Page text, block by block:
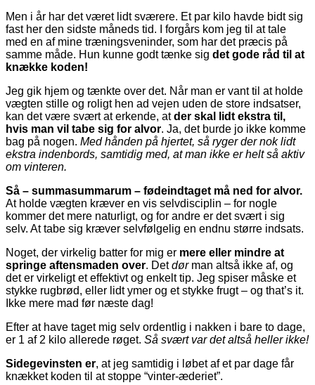
Men i år har det været lidt sværere. Et par kilo havde bidt sig
fast her den sidste måneds tid. I forgårs kom jeg til at tale
med en af mine træningsveninder, som har det præcis på
samme måde. Hun kunne godt tænke sig det gode råd til at
knække koden!
Jeg gik hjem og tænkte over det. Når man er vant til at holde
vægten stille og roligt hen ad vejen uden de store indsatser,
kan det være svært at erkende, atder skal lidt ekstra til,
hvis man vil tabe sig for alvor. Ja, det burde jo ikke komme
bag på nogen. Med hånden på hjertet, så ryger der nok lidt
ekstra indenbords, samtidig med, at man ikke er helt så aktiv
om vinteren.
Så – summasummarum – fødeindtaget må ned for alvor.
At holde vægten kræver en vis selvdisciplin – for nogle
kommer det mere naturligt, og for andre er det svært i sig
selv. At tabe sig kræver selvfølgelig en endnu større indsats.
Noget, der virkelig batter for mig er mere eller mindre at
springe aftensmaden over. Detdørman altså ikke af, og
det er virkeligt et effektivt og enkelt tip. Jeg spiser måske et
stykke rugbrød, eller lidt ymer og et stykke frugt – og that’s it.
Ikke mere mad før næste dag!
Efter at have taget mig selv ordentlig i nakken i bare to dage,
er 1 af 2 kilo allerede røget. Så svært var det altså heller ikke!
Sidegevinsten er, at jeg samtidig i løbet af et par dage får
knækket koden til at stoppe “vinter-æderiet”.